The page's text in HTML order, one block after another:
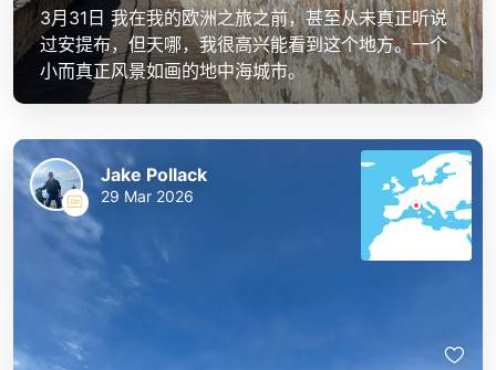
3月31日 我在我的欧洲之旅之前，甚至从未真正听说
过安提布，但天哪，我很高兴能看到这个地方。一个
小而真正风景如画的地中海城市。
Jake Pollack
29 Mar 2026